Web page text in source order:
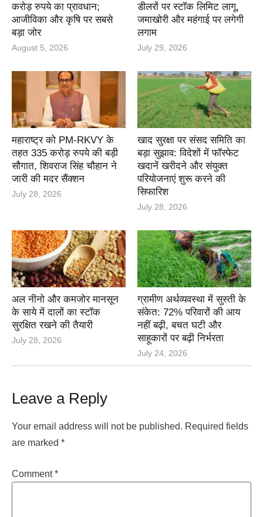
करोड़ रुपये का प्रावधान;
आजीविका और कृषि पर सबसे
बड़ा जोर
August 5, 2026
डीलरों पर स्टॉक लिमिट लागू,
जमाखोरी और महंगाई पर लगेगी
लगाम
July 29, 2026
महाराष्ट्र को PM-RKVY के
तहत 335 करोड़ रुपये की बड़ी
सौगात, शिवराज सिंह चौहान ने
जारी की मदर सैंक्शन
July 28, 2026
खाद सुरक्षा पर संसद समिति का
बड़ा सुझाव: विदेशों में फॉस्फेट
खदानें खरीदने और संयुक्त
परियोजनाएं शुरू करने की
सिफारिश
July 28, 2026
अल नीनो और कमजोर मानसून
के साये में दालों का स्टॉक
सुरक्षित रखने की तैयारी
July 28, 2026
ग्रामीण अर्थव्यवस्था में सुस्ती के
संकेत: 72% परिवारों की आय
नहीं बढ़ी, बचत घटी और
साहूकारों पर बढ़ी निर्भरता
July 24, 2026
Leave a Reply
Your email address will not be published. Required fields
are marked *
Comment*